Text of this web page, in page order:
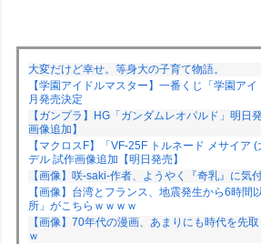
大変だけど幸せ。等身大の子育て物語。
【学園アイドルマスター】一番くじ「学園ア
月発売決定
【ガンプラ】HG「ガンダムレオパルド」明日
画像追加】
【マクロスF】「VF-25F トルネード メサイア
デル 試作画像追加【明日発売】
【画像】咲-saki-作者、ようやく『奇乳』に気
【画像】台湾とフランス、地震発生から6時間
所」がこちらｗｗｗｗ
【画像】70年代の漫画、あまりにも時代を先
ｗ